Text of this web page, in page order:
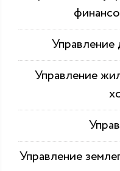
Управление
Управление